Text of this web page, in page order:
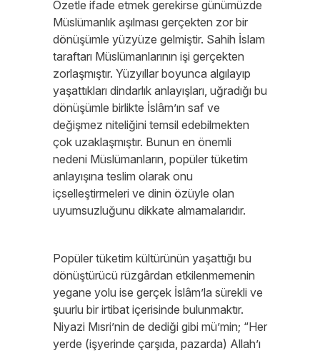
Özetle ifade etmek gerekirse günümüzde
Müslümanlık aşılması gerçekten zor bir
dönüşümle yüzyüze gelmiştir. Sahih İslam
taraftarı Müslümanlarının işi gerçekten
zorlaşmıştır. Yüzyıllar boyunca algılayıp
yaşattıkları dindarlık anlayışları, uğradığı bu
dönüşümle birlikte İslâm’ın saf ve
değişmez niteliğini temsil edebilmekten
çok uzaklaşmıştır. Bunun en önemli
nedeni Müslümanların, popüler tüketim
anlayışına teslim olarak onu
içselleştirmeleri ve dinin özüyle olan
uyumsuzluğunu dikkate almamalarıdır.
Popüler tüketim kültürünün yaşattığı bu
dönüştürücü rüzgârdan etkilenmemenin
yegane yolu ise gerçek İslâm’la sürekli ve
şuurlu bir irtibat içerisinde bulunmaktır.
Niyazi Mısri’nin de dediği gibi mü’min; “Her
yerde (işyerinde çarşıda, pazarda) Allah’ı